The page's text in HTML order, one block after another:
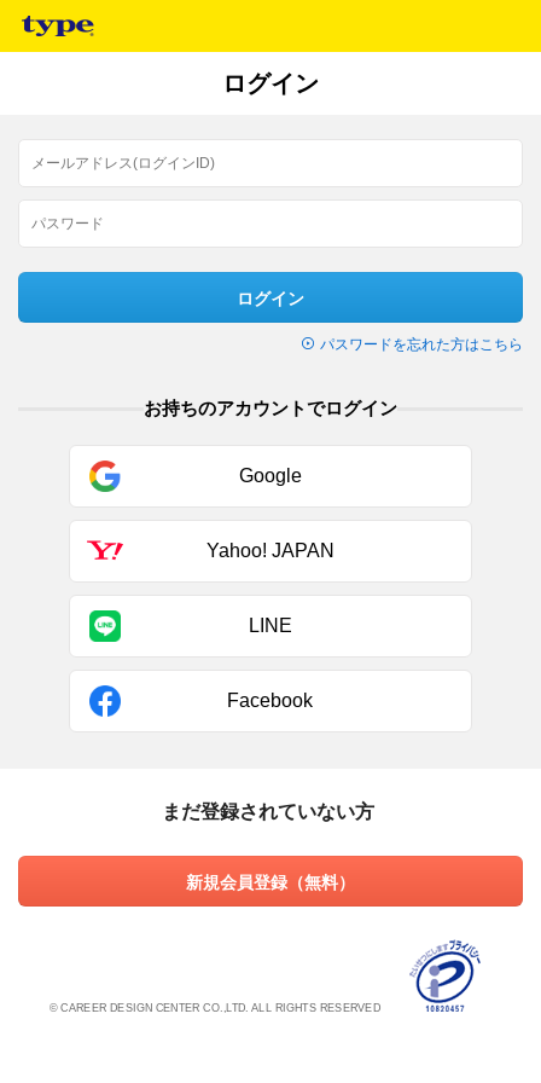
ログイン
ログイン
パスワードを忘れた方はこちら
お持ちのアカウントでログイン
Google
Yahoo! JAPAN
LINE
Facebook
まだ登録されていない方
新規会員登録（無料）
© CAREER DESIGN CENTER CO.,LTD. ALL RIGHTS RESERVED